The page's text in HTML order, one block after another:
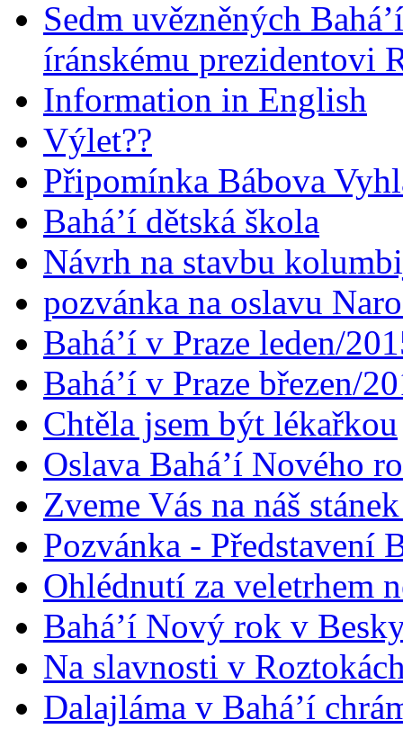
Sedm uvězněných
íránskému prezidentovi
Information in English
Výlet??
Připomínka Bábova
Bahá’í dětská škola
Návrh na stavbu
pozvánka na oslavu
Bahá’í v Praze leden/
Bahá’í v Praze březen/
Chtěla jsem být lékařkou
Oslava Bahá’í Nového
Zveme Vás na náš
Pozvánka - Představení
Ohlédnutí za veletrhem
Bahá’í Nový rok v
Na slavnosti v
Dalajláma v Bahá’í